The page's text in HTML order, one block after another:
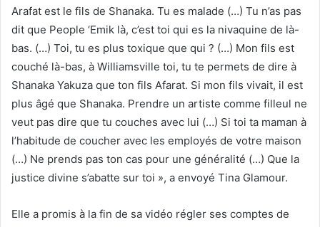
Arafat est le fils de Shanaka. Tu es malade (…) Tu n’as pas
dit que People ‘Emik là, c’est toi qui es la nivaquine de là-
bas. (…) Toi, tu es plus toxique que qui ? (…) Mon fils est
couché là-bas, à Williamsville toi, tu te permets de dire à
Shanaka Yakuza que ton fils Afarat. Si mon fils vivait, il est
plus âgé que Shanaka. Prendre un artiste comme filleul ne
veut pas dire que tu couches avec lui (…) Si toi ta maman à
l’habitude de coucher avec les employés de votre maison
(…) Ne prends pas ton cas pour une généralité (…) Que la
justice divine s’abatte sur toi », a envoyé Tina Glamour.
Elle a promis à la fin de sa vidéo régler ses comptes de